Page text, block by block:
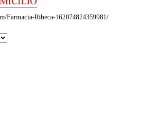
Farmacia-Ribeca-162074824359981/